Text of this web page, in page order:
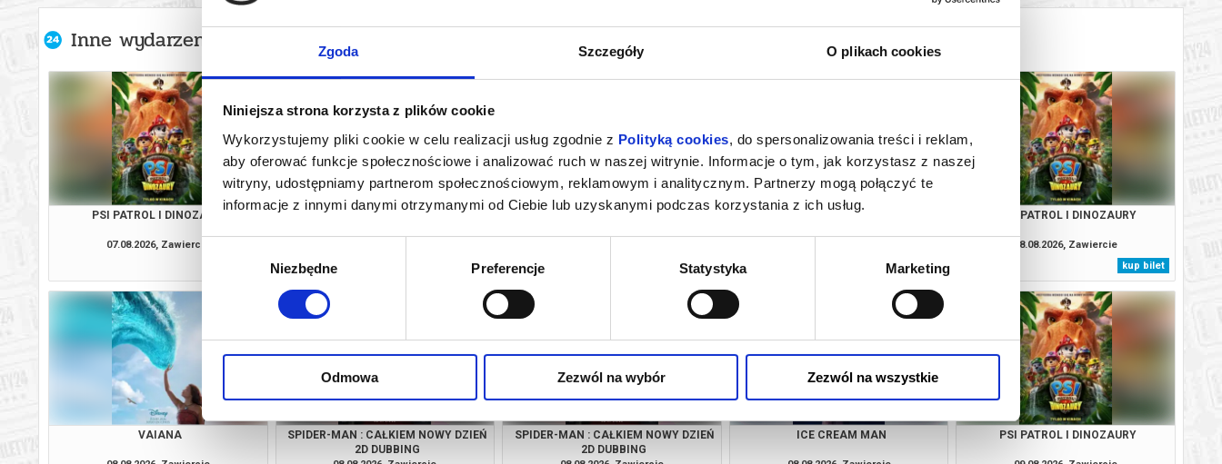
Zgoda Szczegóły O plikach cookies
Niniejsza strona korzysta z plików cookie
Wykorzystujemy pliki cookie w celu realizacji usług zgodnie z Polityką cookies, do spersonalizowania treści i reklam,
aby oferować funkcje społecznościowe i analizować ruch w naszej witrynie. Informacje o tym, jak korzystasz z naszej
witryny, udostępniamy partnerom społecznościowym, reklamowym i analitycznym. Partnerzy mogą połączyć te
informacje z innymi danymi otrzymanymi od Ciebie lub uzyskanymi podczas korzystania z ich usług.
Niezbędne Preferencje Statystyka Marketing
Odmowa Zezwól na wybór Zezwól na wszystkie
Inne wydarzenia organizatora
PSI PATROL I DINOZAURY
07.08.2026, Zawiercie
SPIDER-MAN : CAŁKIEM NOWY DZIEŃ
kup bilet
SPIDER-MAN : CAŁKIEM NOWY DZIEŃ
kup bilet
ICE CREAM MAN
kup bilet
PSI PATROL I DINOZAURY
08.08.2026, Zawiercie
kup bilet
VAIANA
SPIDER-MAN : CAŁKIEM NOWY DZIEŃ
2D DUBBING
SPIDER-MAN : CAŁKIEM NOWY DZIEŃ
2D DUBBING
ICE CREAM MAN PSI PATROL I DINOZAURY